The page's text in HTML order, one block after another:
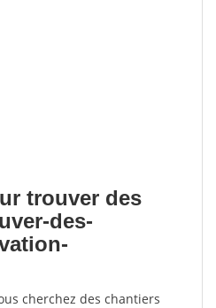
trouver des
des-
cherchez des chantiers